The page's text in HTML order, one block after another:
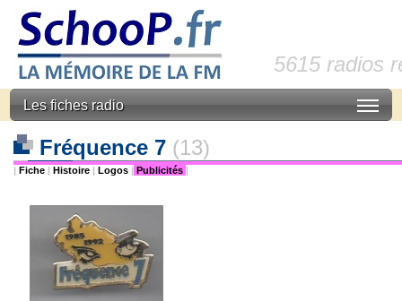
5615 radios
Les fiches radio
Fréquence 7 (13)
| Fiche | Histoire | Logos | Publicités |